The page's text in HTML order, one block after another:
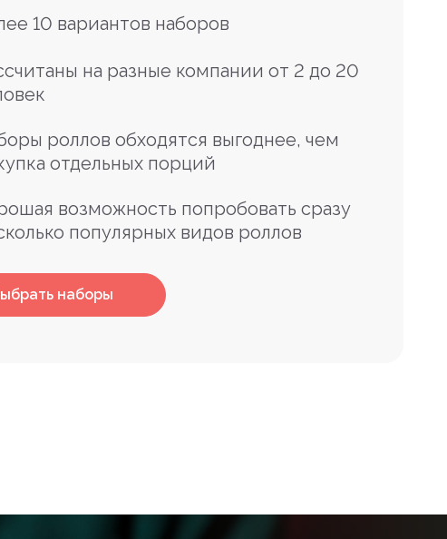
10 вариантов наборов
на разные компании от 2 до 20
роллов обходятся выгоднее, чем
отдельных порций
возможность попробовать сразу
популярных видов роллов
наборы